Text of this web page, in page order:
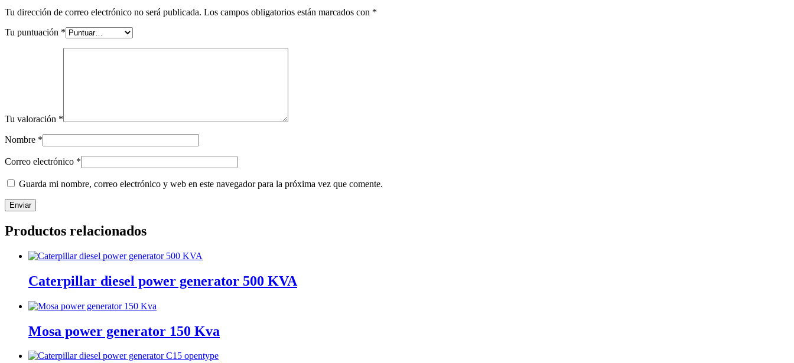
Tu dirección de correo electrónico no será publicada. Los campos obligatorios están marcados con *
Tu puntuación *
Tu valoración *
Nombre *
Correo electrónico *
Guarda mi nombre, correo electrónico y web en este navegador para la próxima vez que comente.
Productos relacionados
Caterpillar diesel power generator 500 KVA
Mosa power generator 150 Kva